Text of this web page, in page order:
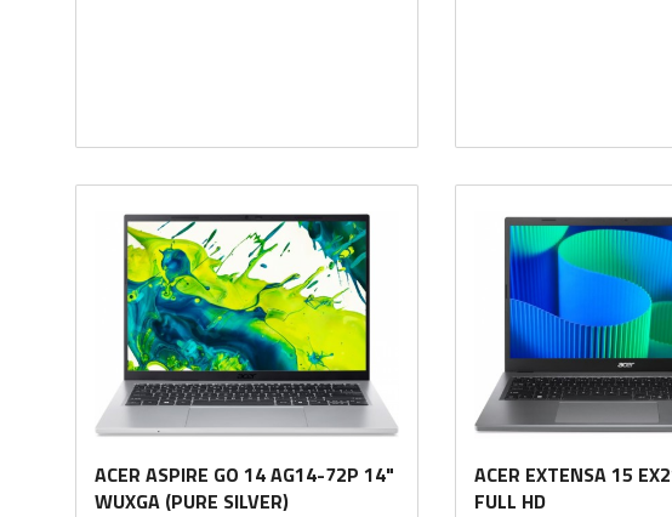
ACER ASPIRE GO 14 AG14-72P 14"
WUXGA (PURE SILVER)
ACER EXTENSA 15
FULL HD